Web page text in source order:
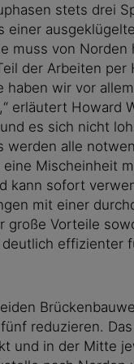
stets drei
von
der Arbeiten
wir vor
Howard
es sich nicht
alle
Mischeinheit
sofort
mit einer
Vorteile
effizienter
reduzieren.
und in der Mitte